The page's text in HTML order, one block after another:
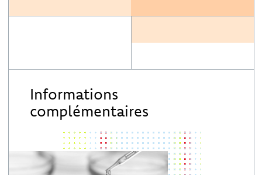
Informations
complémentaires